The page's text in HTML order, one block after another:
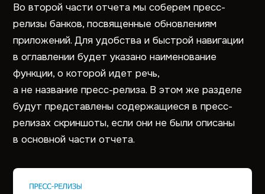
Во второй части отчета мы соберем пресс-
релизы банков, посвященные обновлениям
приложений. Для удобства и быстрой навигации
в оглавлении будет указано наименование
функции, о которой идет речь,
а не название пресс-релиза. В этом же разделе
будут представлены содержащиеся в пресс-
релизах скриншоты, если они не были описаны
в основной части отчета.